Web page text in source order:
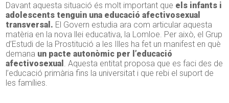
Davant aquesta situació és molt important que els infants i
adolescents tenguin una educació afectivosexual
transversal. El Govern estudia ara com articular aquesta
matèria en la nova llei educativa, la Lomloe. Per això, el Grup
d’Estudi de la Prostitució a les Illes ha fet un manifest en què
demana un pacte autonòmic per l’educació
afectivosexual . Aquesta entitat proposa que es faci des de
l’educació primària fins la universitat i que rebi el suport de
les famílies.